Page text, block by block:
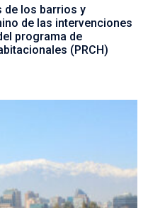
de los barrios y
de las intervenciones
programa de
(PRCH)